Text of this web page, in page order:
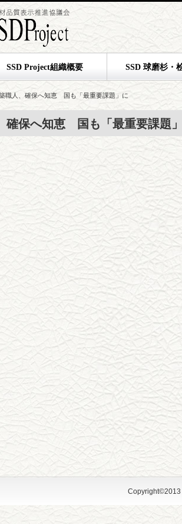
SSD Project組織概要 SSD 球磨杉・
職人、確保へ知恵 国も「最重要課題」に
確保へ知恵 国も「最重要課題
Copyright©2013